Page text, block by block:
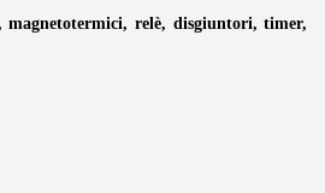
relè, disgiuntori, timer,